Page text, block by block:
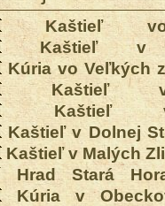
Kaštieľ
Kaštieľ v
Kúria vo Veľkých
Kaštieľ
Kaštieľ
Kaštieľ v Dolnej
Kaštieľ v Malých
Hrad Stará
Kúria v